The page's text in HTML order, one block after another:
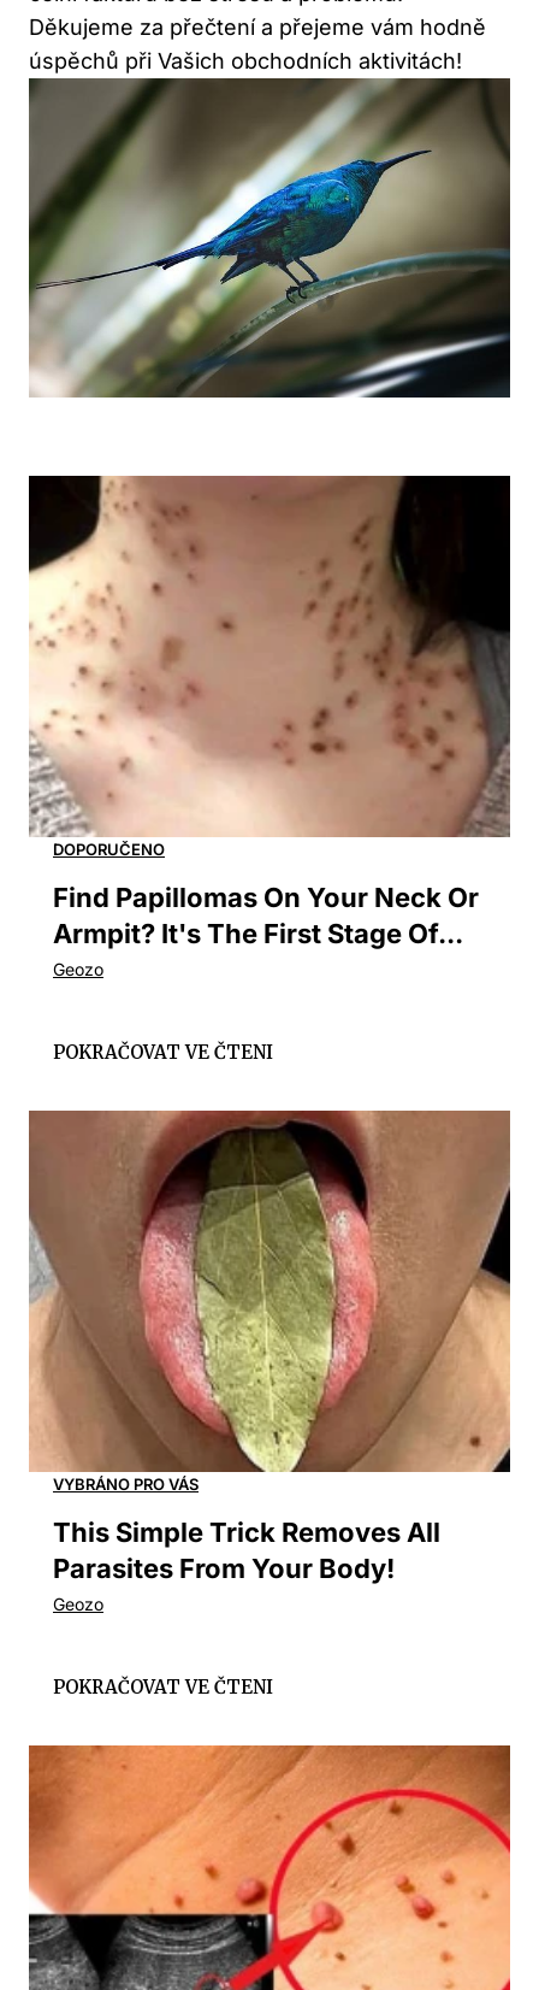
Děkujeme za přečtení a přejeme vám hodně
úspěchů při Vašich obchodních aktivitách!
Find Papillomas On Your Neck Or
Armpit? It's The First Stage Of...
This Simple Trick Removes All
Parasites From Your Body!